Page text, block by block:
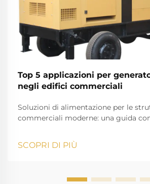
Top 5 applicazioni per
negli edifici commerciali
Soluzioni di alimentazione per le
commerciali moderne: una guida
garantire un'offerta di energia
fondamentale per le operazioni
SCOPRI DI PIÙ